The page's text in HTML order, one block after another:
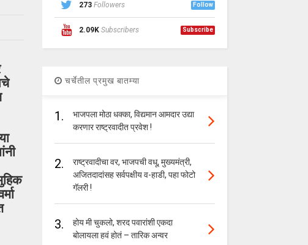
273 Followers Follow
2.09K Subscribers Subscribe
चर्चेतील प्रमुख बातम्या
1.
भाजपला मोठा धक्का, विद्यमान आमदार उद्या
करणार राष्ट्रवादीत प्रवेश !
2.
राष्ट्रवादीचा वर, भाजपची वधू, मुख्यमंत्री,
अजितदादांसह सर्वपक्षीय व-हाडी, पहा फोटो
गॅलरी !
3.
होय मी चुकलो, शरद पवारांशी एकदा
बोलायला हवं होतं – तारिक अन्वर